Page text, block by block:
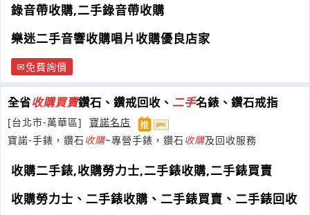
錄音帶收購,二手錄音帶收購
樂迷二手音響收購唱片收購優良店家
免費詢價
全省收購買賣鑽石、鑽戒回收、 二手名錶、鑽石戒指
[台北市-萬華區]
寶諾名店
寶諾-手錶，鑽石收購~專營手錶，鑽石收購及回收服務
收購二手錶,收購勞力士,二手錶收購,二手錶買賣
收購勞力士、二手錶收購、二手錶買賣、二手錶回收